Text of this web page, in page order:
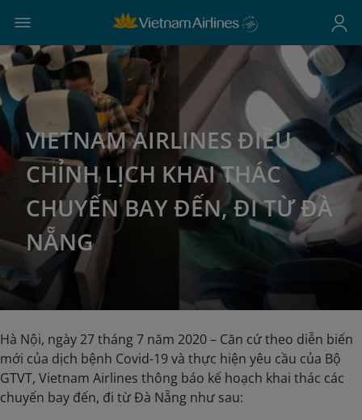
VIETNAM AIRLINES ĐIỀU
CHỈNH LỊCH KHAI THÁC
CHUYẾN BAY ĐẾN, ĐI TỪ ĐÀ
NẴNG
Hà Nội, ngày 27 tháng 7 năm 2020 – Căn cứ theo diễn biến
mới của dịch bệnh Covid-19 và thực hiện yêu cầu của Bộ
GTVT, Vietnam Airlines thông báo kế hoạch khai thác các
chuyến bay đến, đi từ Đà Nẵng như sau: